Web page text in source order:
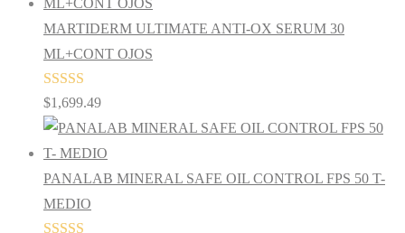
MARTIDERM ULTIMATE ANTI-OX SERUM 30
ML+CONT OJOS
Valorado en
5.00de 5
$1,699.49
PANALAB MINERAL SAFE OIL CONTROL FPS 50 T-
MEDIO